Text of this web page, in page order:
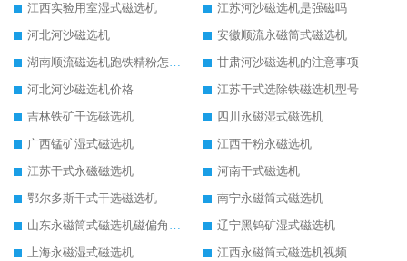
江西实验用室湿式磁选机
江苏河沙磁选机是强磁吗
河北河沙磁选机
安徽顺流永磁筒式磁选机
湖南顺流磁选机跑铁精粉怎么处理
甘肃河沙磁选机的注意事项
河北河沙磁选机价格
江苏干式选除铁磁选机型号
吉林铁矿干选磁选机
四川永磁湿式磁选机
广西锰矿湿式磁选机
江西干粉永磁选机
江苏干式永磁磁选机
河南干式磁选机
鄂尔多斯干式干选磁选机
南宁永磁筒式磁选机
山东永磁筒式磁选机磁偏角怎么调整
辽宁黑钨矿湿式磁选机
上海永磁湿式磁选机
江西永磁筒式磁选机视频